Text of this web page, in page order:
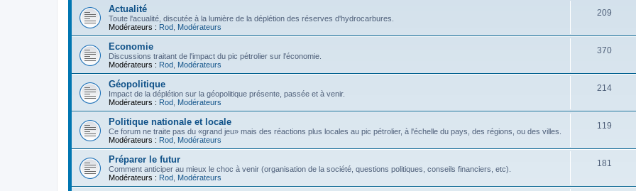
Actualité
Toute l'acualité, discutée à la lumière de la déplétion des réserves d'hydrocarbures.
Modérateurs : Rod Modérateurs
209
Economie
Discussions traitant de l'impact du pic pétrolier sur l'économie.
Modérateurs : Rod Modérateurs
370
Géopolitique
Impact de la déplétion sur la géopolitique présente, passée et à venir.
Modérateurs : Rod Modérateurs
214
Politique nationale et locale
Ce forum ne traite pas du «grand jeu» mais des réactions plus locales au pic pétrolier, à l'échelle du pays, des régions, ou des villes.
Modérateurs : Rod Modérateurs
119
Préparer le futur
Comment anticiper au mieux le choc à venir (organisation de la société, questions politiques, conseils financiers, etc).
Modérateurs : Rod Modérateurs
181